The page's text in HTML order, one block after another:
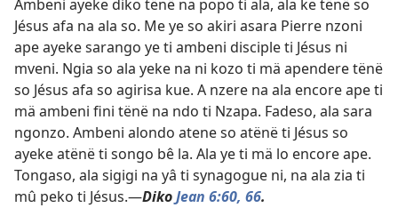
Ambeni ayeke diko tënë na popo ti ala, ala ke tënë so
Jésus afa na ala so. Me ye so akiri asara Pierre nzoni
ape ayeke sarango ye ti ambeni disciple ti Jésus ni
mveni. Ngia so ala yeke na ni kozo ti mä apendere tënë
so Jésus afa so agirisa kue. A nzere na ala encore ape ti
mä ambeni fini tënë na ndo ti Nzapa. Fadeso, ala sara
ngonzo. Ambeni alondo atene so atënë ti Jésus so
ayeke atënë ti songo bê la. Ala ye ti mä lo encore ape.
Tongaso, ala sigigi na yâ ti synagogue ni, na ala zia ti
mû peko ti Jésus.—DikoJean 6:60, 66.